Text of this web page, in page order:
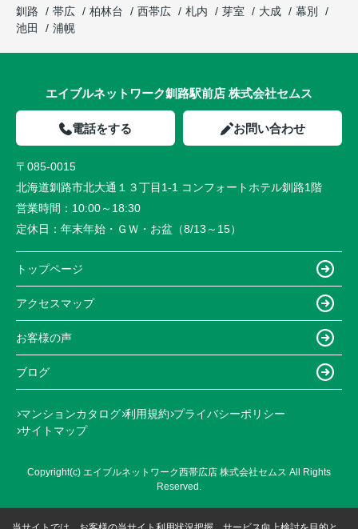
釧路
帯広 柏林台 西帯広 札内 芽室 大成
幕別
池田
浦幌
エイブルネットワーク釧路駅前店 株式会社セムス
電話をする お問い合わせ
〒085-0015
北海道釧路市北大通１３丁目1-1 コンフォートホテル釧路1階
営業時間： 10:00～18:30
定休日： 年末年始・ＧＷ・お盆（8/13～15）
トップページ
アクセスマップ
お客様の声
ブログ
マンションカタログ 利用規約 プライバシーポリシー
サイトマップ
Copyright(c) エイブルネットワーク西帯広店 株式会社セムス All Rights
Reserved.